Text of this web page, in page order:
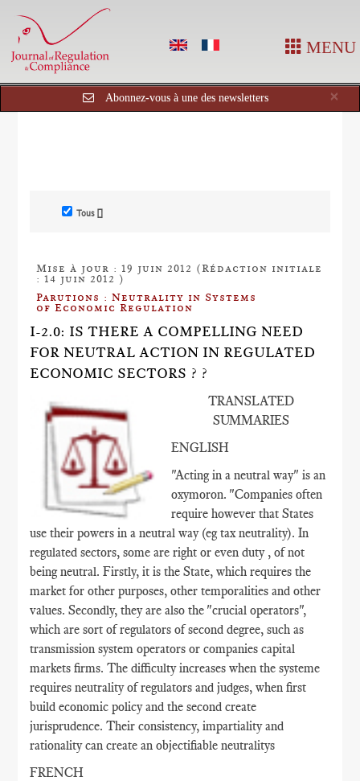
MENU
×
Abonnez-vous à une des newsletters
Tous []
Mise à jour : 19 juin 2012 (Rédaction initiale
: 14 juin 2012 )
Parutions : Neutrality in Systems
of Economic Regulation
I-2.0: IS THERE A COMPELLING NEED
FOR NEUTRAL ACTION IN REGULATED
ECONOMIC SECTORS ? ?
TRANSLATED
SUMMARIES
ENGLISH
"Acting in a neutral way" is an
oxymoron. "Companies often
require however that States
use their powers in a neutral way (eg tax neutrality). In
regulated sectors, some are right or even duty , of not
being neutral. Firstly, it is the State, which requires the
market for other purposes, other temporalities and other
values​​. Secondly, they are also the "crucial operators",
which are sort of regulators of second degree, such as
transmission system operators or companies capital
markets firms. The difficulty increases when the systeme
requires neutrality of regulators and judges, when first
build economic policy and the second create
jurisprudence. Their consistency, impartiality and
rationality can create an objectifiable neutralitys
FRENCH